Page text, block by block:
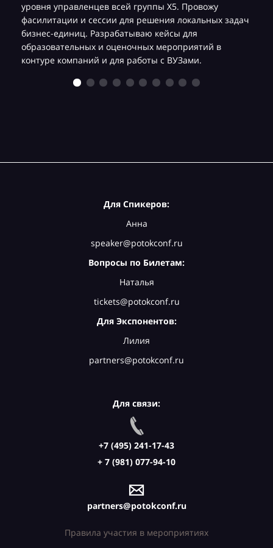
уровня управленцев всей группы Х5. Провожу
фасилитации и сессии для решения локальных задач
бизнес-единиц. Разрабатываю кейсы для
образовательных и оценочных мероприятий в
контуре компаний и для работы с ВУЗами.
Для Спикеров:
Анна
speaker@potokconf.ru
Вопросы по Билетам:
Наталья
tickets@potokconf.ru
Для Экспонентов:
Лилия
partners@potokconf.ru
Для связи:
+7 (495) 241-17-43
+ 7 (981) 077-94-10
partners@potokconf.ru
Правила участия в мероприятиях